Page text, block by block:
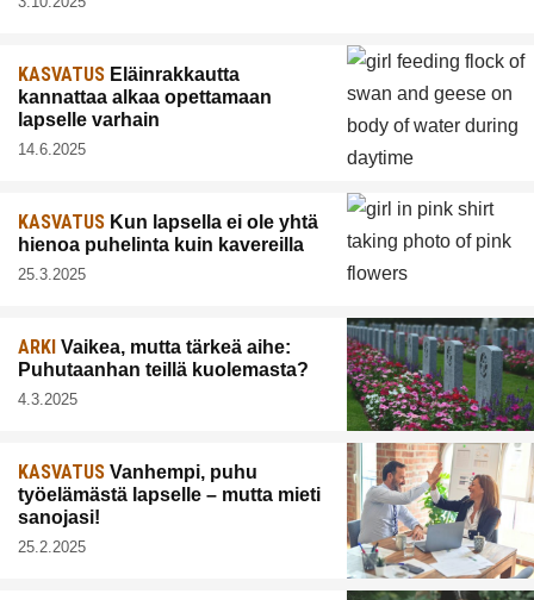
KASVATUS Eläinrakkautta
kannattaa alkaa opettamaan
lapselle varhain
14.6.2025
KASVATUS Kun lapsella ei ole yhtä
hienoa puhelinta kuin kavereilla
25.3.2025
ARKI Vaikea, mutta tärkeä aihe:
Puhutaanhan teillä kuolemasta?
4.3.2025
KASVATUS Vanhempi, puhu
työelämästä lapselle – mutta mieti
sanojasi!
25.2.2025